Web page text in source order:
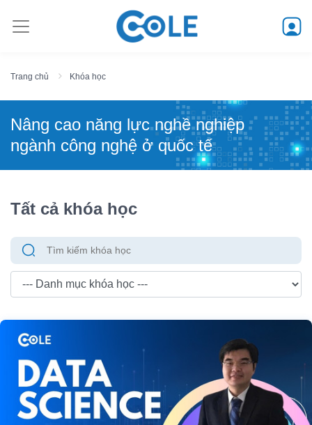
Trang chủ Khóa học
Nâng cao năng lực nghề nghiệp
ngành công nghệ ở quốc tế
Tất cả khóa học